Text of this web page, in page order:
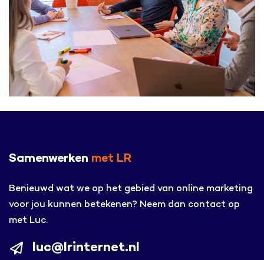
Samenwerken met LR
Benieuwd wat we op het gebied van online marketing
voor jou kunnen betekenen? Neem dan contact op
met Luc.
luc@lrinternet.nl